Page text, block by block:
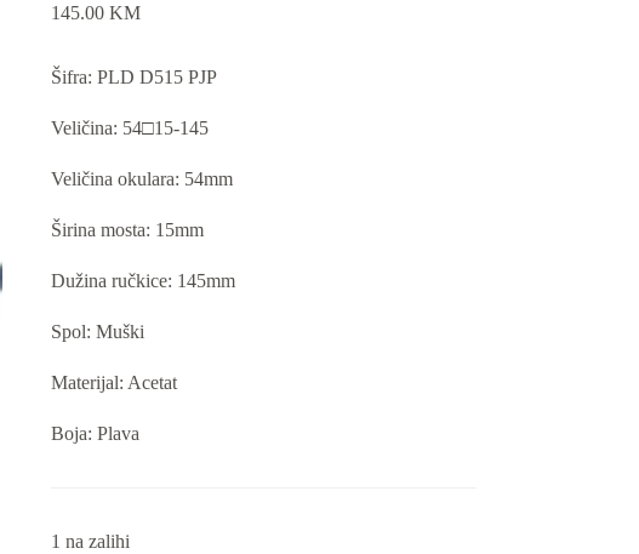
145.00 KM
Šifra: PLD D515 PJP
Veličina: 54□15-145
Veličina okulara: 54mm
Širina mosta: 15mm
Dužina ručkice: 145mm
Spol: Muški
Materijal: Acetat
Boja: Plava
1 na zalihi